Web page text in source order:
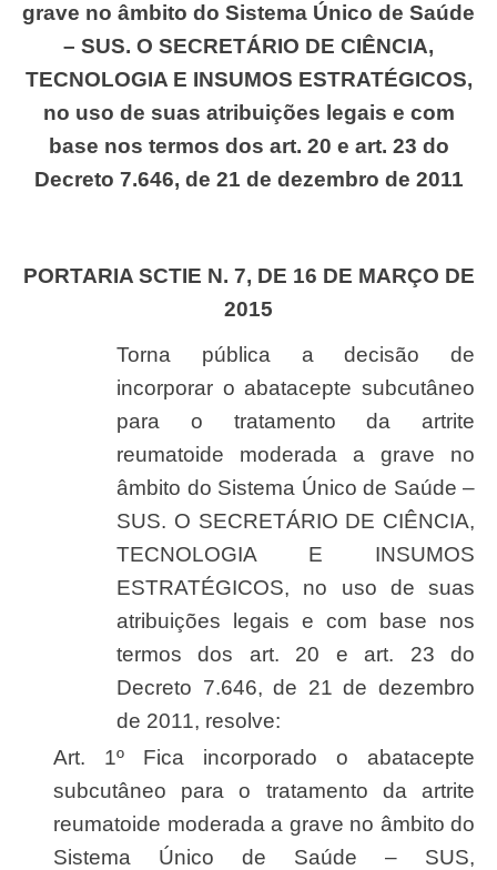
grave no âmbito do Sistema Único de Saúde
– SUS. O SECRETÁRIO DE CIÊNCIA,
TECNOLOGIA E INSUMOS ESTRATÉGICOS,
no uso de suas atribuições legais e com
base nos termos dos art. 20 e art. 23 do
Decreto 7.646, de 21 de dezembro de 2011
PORTARIA SCTIE N. 7, DE 16 DE MARÇO DE
2015
Torna pública a decisão de
incorporar o abatacepte subcutâneo
para o tratamento da artrite
reumatoide moderada a grave no
âmbito do Sistema Único de Saúde –
SUS. O SECRETÁRIO DE CIÊNCIA,
TECNOLOGIA E INSUMOS
ESTRATÉGICOS, no uso de suas
atribuições legais e com base nos
termos dos art. 20 e art. 23 do
Decreto 7.646, de 21 de dezembro
de 2011, resolve:
Art. 1º Fica incorporado o abatacepte
subcutâneo para o tratamento da artrite
reumatoide moderada a grave no âmbito do
Sistema Único de Saúde – SUS,